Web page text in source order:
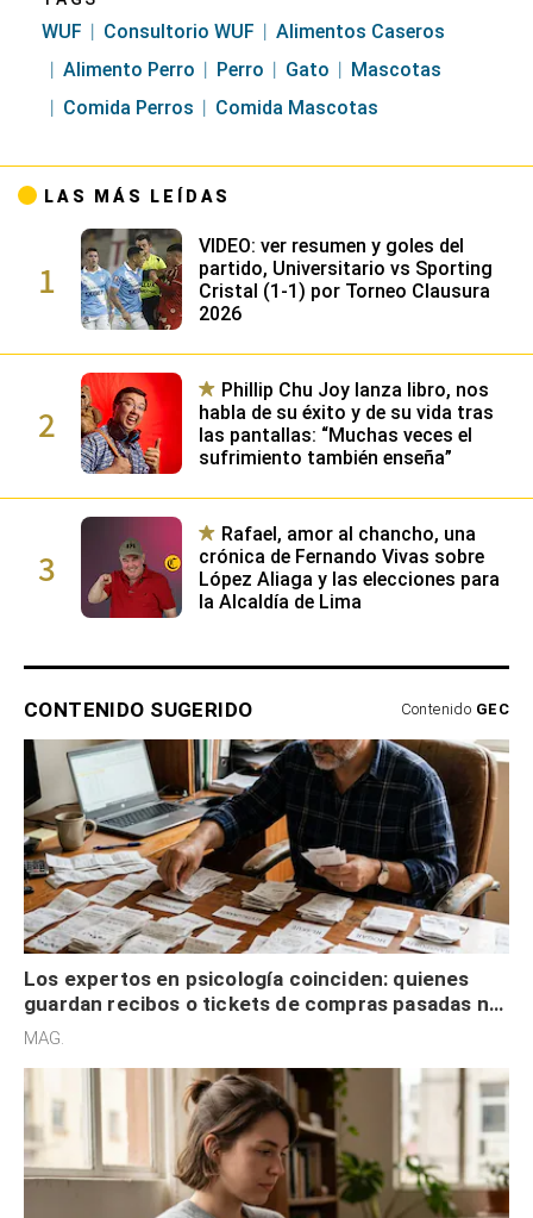
WUF Consultorio WUF
Alimentos Caseros
Alimento Perro
Perro Gato
Mascotas
Comida Perros
Comida Mascotas
LAS MÁS LEÍDAS
1
VIDEO: ver resumen y goles del
partido, Universitario vs Sporting
Cristal (1-1) por Torneo Clausura
2026
2
Phillip Chu Joy lanza libro, nos
habla de su éxito y de su vida tras
las pantallas: “Muchas veces el
sufrimiento también enseña”
3
Rafael, amor al chancho, una
crónica de Fernando Vivas sobre
López Aliaga y las elecciones para
la Alcaldía de Lima
CONTENIDO SUGERIDO Contenido GEC
Los expertos en psicología coinciden: quienes
guardan recibos o tickets de compras pasadas no
son acumuladores, sino que tienen necesidad de
MAG.